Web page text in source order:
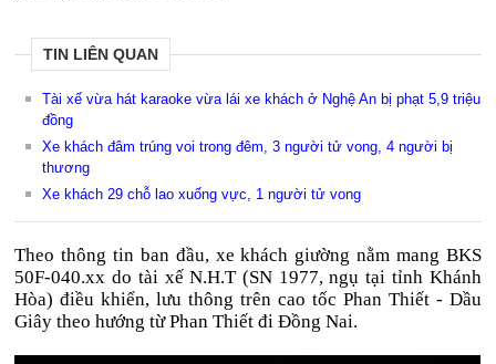
TIN LIÊN QUAN
Tài xế vừa hát karaoke vừa lái xe khách ở Nghệ An bị phạt 5,9 triệu
đồng
Xe khách đâm trúng voi trong đêm, 3 người tử vong, 4 người bị
thương
Xe khách 29 chỗ lao xuống vực, 1 người tử vong
Theo thông tin ban đầu, xe khách giường nằm mang BKS
50F-040.xx do tài xế N.H.T (SN 1977, ngụ tại tỉnh Khánh
Hòa) điều khiển, lưu thông trên cao tốc Phan Thiết - Dầu
Giây theo hướng từ Phan Thiết đi Đồng Nai.